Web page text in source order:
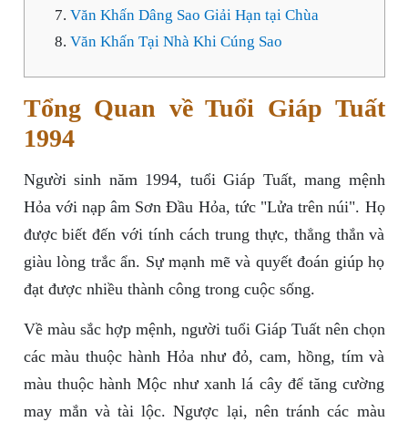
Văn Khấn Dâng Sao Giải Hạn tại Chùa
Văn Khấn Tại Nhà Khi Cúng Sao
Tổng Quan về Tuổi Giáp Tuất
1994
Người sinh năm 1994, tuổi Giáp Tuất, mang mệnh
Hỏa với nạp âm Sơn Đầu Hỏa, tức "Lửa trên núi". Họ
được biết đến với tính cách trung thực, thẳng thắn và
giàu lòng trắc ẩn. Sự mạnh mẽ và quyết đoán giúp họ
đạt được nhiều thành công trong cuộc sống.
Về màu sắc hợp mệnh, người tuổi Giáp Tuất nên chọn
các màu thuộc hành Hỏa như đỏ, cam, hồng, tím và
màu thuộc hành Mộc như xanh lá cây để tăng cường
may mắn và tài lộc. Ngược lại, nên tránh các màu